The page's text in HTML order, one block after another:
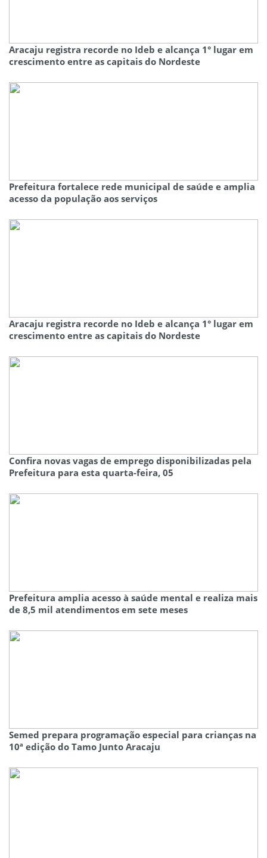
Aracaju registra recorde no Ideb e alcança 1° lugar em
crescimento entre as capitais do Nordeste
Prefeitura fortalece rede municipal de saúde e amplia
acesso da população aos serviços
Aracaju registra recorde no Ideb e alcança 1° lugar em
crescimento entre as capitais do Nordeste
Confira novas vagas de emprego disponibilizadas pela
Prefeitura para esta quarta-feira, 05
Prefeitura amplia acesso à saúde mental e realiza mais
de 8,5 mil atendimentos em sete meses
Semed prepara programação especial para crianças na
10ª edição do Tamo Junto Aracaju